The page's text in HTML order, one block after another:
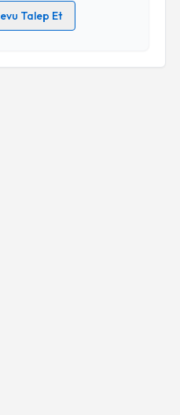
Talep Et
ilişkinAydınlatma Metni